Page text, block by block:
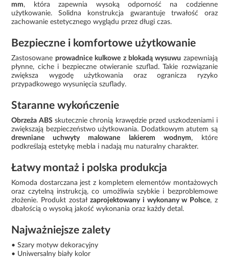
mm, która zapewnia wysoką odporność na codzienne
użytkowanie. Solidna konstrukcja gwarantuje trwałość oraz
zachowanie estetycznego wyglądu przez długi czas.
Bezpieczne i komfortowe użytkowanie
Zastosowaneprowadnice kulkowe z blokadą wysuwu zapewniają
płynne, ciche i bezpieczne otwieranie szuflad. Takie rozwiązanie
zwiększa wygodę użytkowania oraz ogranicza ryzyko
przypadkowego wysunięcia szuflady.
Staranne wykończenie
Obrzeża ABS skutecznie chronią krawędzie przed uszkodzeniami i
zwiększają bezpieczeństwo użytkowania. Dodatkowym atutem są
drewniane uchwyty malowane lakierem wodnym, które
podkreślają estetykę mebla i nadają mu naturalny charakter.
Łatwy montaż i polska produkcja
Komoda dostarczana jest z kompletem elementów montażowych
oraz czytelną instrukcją, co umożliwia szybkie i bezproblemowe
złożenie. Produkt zostałzaprojektowany i wykonany w Polsce, z
dbałością o wysoką jakość wykonania oraz każdy detal.
Najważniejsze zalety
• Szary motyw dekoracyjny
• Uniwersalny biały kolor